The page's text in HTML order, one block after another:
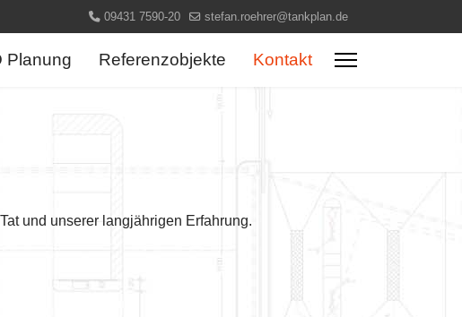
09431 7590-20 stefan.roehrer@tankplan.de
Planung Referenzobjekte Kontakt
und unserer langjährigen Erfahrung.